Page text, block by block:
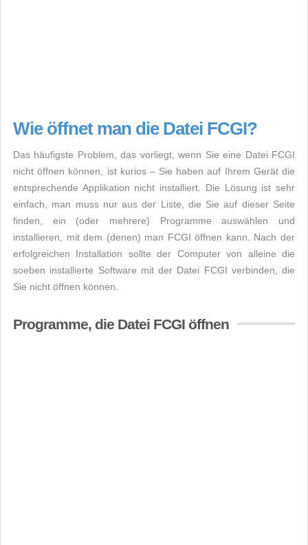
Wie öffnet man die Datei FCGI?
Das häufigste Problem, das vorliegt, wenn Sie eine Datei FCGI
nicht öffnen können, ist kurios – Sie haben auf Ihrem Gerät die
entsprechende Applikation nicht installiert. Die Lösung ist sehr
einfach, man muss nur aus der Liste, die Sie auf dieser Seite
finden, ein (oder mehrere) Programme auswählen und
installieren, mit dem (denen) man FCGI öffnen kann. Nach der
erfolgreichen Installation sollte der Computer von alleine die
soeben installierte Software mit der Datei FCGI verbinden, die
Sie nicht öffnen können.
Programme, die Datei FCGI öffnen